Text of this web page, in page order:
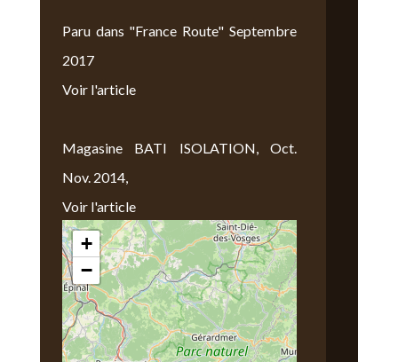
Paru dans "France Route" Septembre
2017
Voir l'article
Magasine BATI ISOLATION, Oct.
Nov. 2014,
Voir l'article
Nous Trouver
+
−